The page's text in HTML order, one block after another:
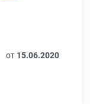
от 15.06.2020